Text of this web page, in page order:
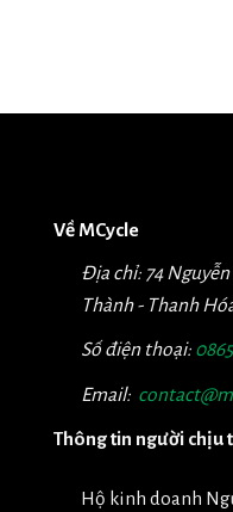
Về MCycle
Địa chỉ: 74
Thành - Thanh
Số điện thoại:
Email:
Thông tin người chịu
Hộ kinh doanh